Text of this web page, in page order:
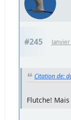
#245
Citation de:
Flutche!